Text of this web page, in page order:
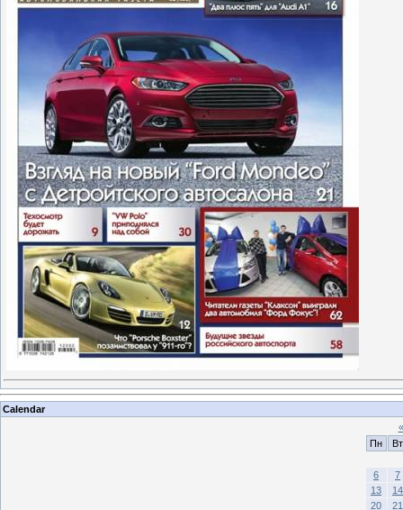
Calendar
«
Пн
Вт
6
7
13
14
20
21